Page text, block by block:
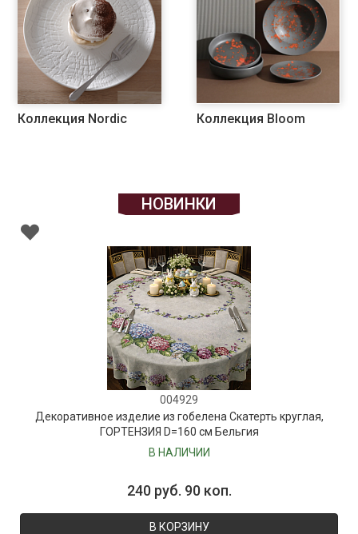
Коллекция Nordic Коллекция Bloom
НОВИНКИ
004929
Декоративное изделие из гобелена Скатерть круглая,
ГОРТЕНЗИЯ D=160 см Бельгия
В НАЛИЧИИ
240 руб. 90 коп.
В КОРЗИНУ